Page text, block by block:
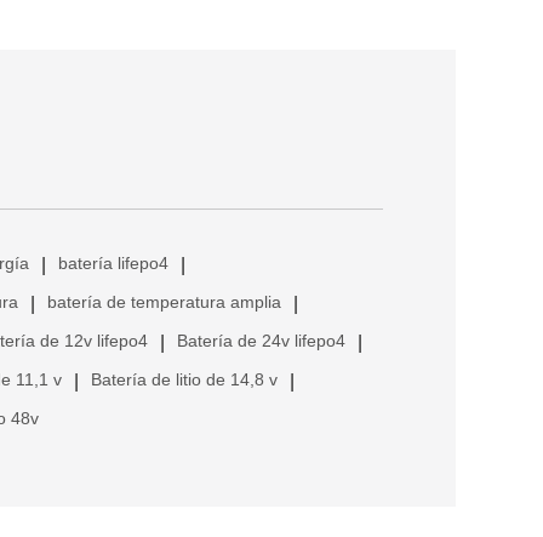
batería lifepo4
batería de temperatura amplia
de 12v lifepo4 Batería de 24v lifepo4
11,1 v Batería de litio de 14,8 v
48v